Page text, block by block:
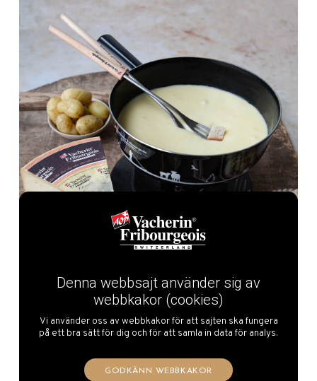
Denna webbsajt använder sig av
webbkakor (cookies)
Vi använder oss av webbkakor för att sajten ska fungera
på ett bra sätt för dig och för att samla in data för analys.
GODKÄNN WEBBKAKOR